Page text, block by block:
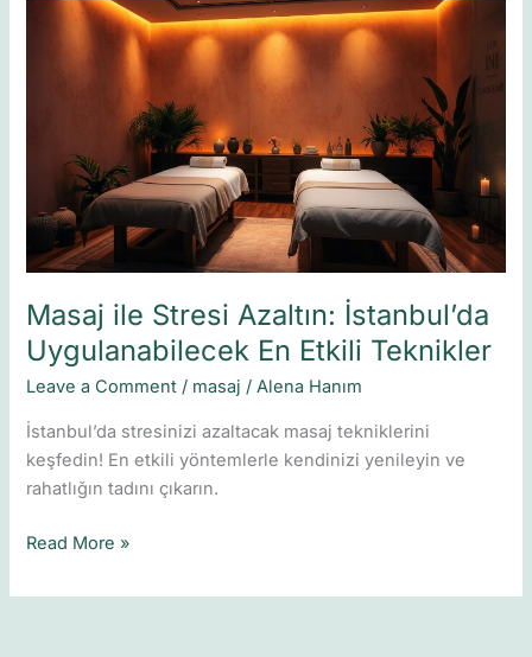
Masaj ile Stresi Azaltın: İstanbul’da
Uygulanabilecek En Etkili Teknikler
Leave a Comment / masaj /Alena Hanım
İstanbul’da stresinizi azaltacak masaj tekniklerini
keşfedin! En etkili yöntemlerle kendinizi yenileyin ve
rahatlığın tadını çıkarın.
Masaj
Stresi
Uygulanabilecek
Etkili
Teknikler
Read More »